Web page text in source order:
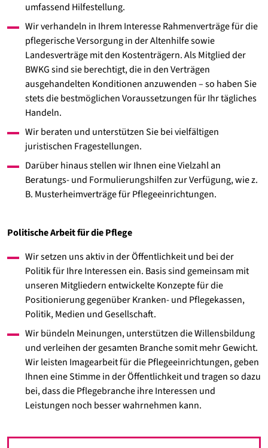
umfassend Hilfestellung.
Wir verhandeln in Ihrem Interesse Rahmenverträge für die
pflegerische Versorgung in der Altenhilfe sowie
Landesverträge mit den Kostenträgern. Als Mitglied der
BWKG sind sie berechtigt, die in den Verträgen
ausgehandelten Konditionen anzuwenden – so haben Sie
stets die bestmöglichen Voraussetzungen für Ihr tägliches
Handeln.
Wir beraten und unterstützen Sie bei vielfältigen
juristischen Fragestellungen.
Darüber hinaus stellen wir Ihnen eine Vielzahl an
Beratungs- und Formulierungshilfen zur Verfügung, wie z.
B. Musterheimverträge für Pflegeeinrichtungen.
Politische Arbeit für die Pflege
Wir setzen uns aktiv in der Öffentlichkeit und bei der
Politik für Ihre Interessen ein. Basis sind gemeinsam mit
unseren Mitgliedern entwickelte Konzepte für die
Positionierung gegenüber Kranken- und Pflegekassen,
Politik, Medien und Gesellschaft.
Wir bündeln Meinungen, unterstützen die Willensbildung
und verleihen der gesamten Branche somit mehr Gewicht.
Wir leisten Imagearbeit für die Pflegeeinrichtungen, geben
Ihnen eine Stimme in der Öffentlichkeit und tragen so dazu
bei, dass die Pflegebranche ihre Interessen und
Leistungen noch besser wahrnehmen kann.